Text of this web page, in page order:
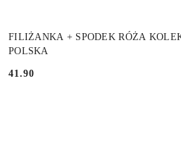
FILIŻANKA + SPODEK RÓŻA
POLSKA
Cena:
41.90